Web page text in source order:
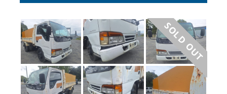
SOLD OUT